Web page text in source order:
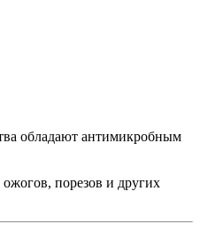
обладают антимикробным
порезов и других